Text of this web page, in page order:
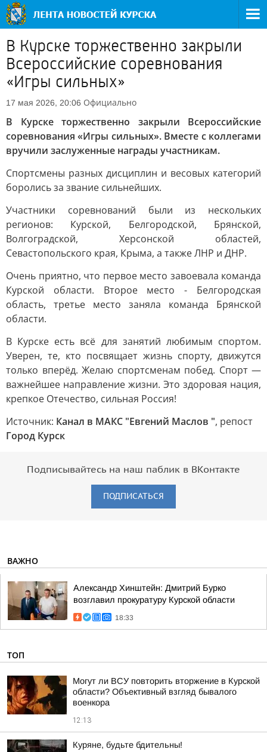
В Курске торжественно закрыли
Всероссийские соревнования
«Игры сильных»
17 мая 2026, 20:06 Официально
В Курске торжественно закрыли Всероссийские
соревнования «Игры сильных». Вместе с коллегами
вручили заслуженные награды участникам.
Спортсмены разных дисциплин и весовых категорий
боролись за звание сильнейших.
Участники соревнований были из нескольких
регионов: Курской, Белгородской, Брянской,
Волгоградской, Херсонской областей,
Севастопольского края, Крыма, а также ЛНР и ДНР.
Очень приятно, что первое место завоевала команда
Курской области. Второе место - Белгородская
область, третье место заняла команда Брянской
области.
В Курске есть всё для занятий любимым спортом.
Уверен, те, кто посвящает жизнь спорту, движутся
только вперёд. Желаю спортсменам побед. Спорт —
важнейшее направление жизни. Это здоровая нация,
крепкое Отечество, сильная Россия!
Источник: Канал в МАКС "Евгений Маслов ", репост
Город Курск
Подписывайтесь на наш паблик в ВКонтакте
ПОДПИСАТЬСЯ
ВАЖНО
Александр Хинштейн: Дмитрий Бурко
возглавил прокуратуру Курской области
18:33
ТОП
Могут ли ВСУ повторить вторжение в Курской
области? Объективный взгляд бывалого
военкора
12:13
Куряне, будьте бдительны!